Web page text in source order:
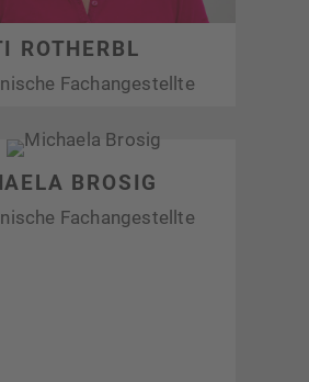
ROTHERBL
Fachangestellte
BROSIG
Fachangestellte